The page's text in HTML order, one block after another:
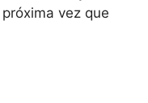
vez que